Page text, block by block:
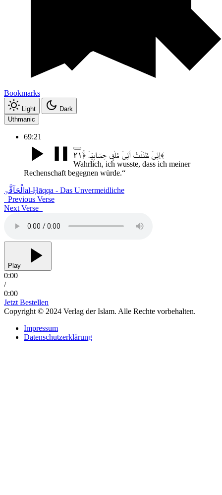
Bookmarks
Light
Dark
Uthmanic
69:21
اِنِّیۡ ظَنَنۡتُ اَنِّیۡ مُلٰقٍ حِسَابِیَہۡ ﴿ۚ۲۱﴾
Wahrlich, ich wusste, dass ich meiner
Rechenschaft begegnen würde.“
الْحَآقَّۃِ al-Ḥāqqa - Das Unvermeidliche
Previous Verse
Next Verse
Play
0:00
/
0:00
Jetzt Bestellen
Copyright © 2024 Verlag der Islam. Alle Rechte vorbehalten.
Impressum
Datenschutzerklärung